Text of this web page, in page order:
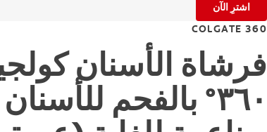
اشترِ الآن
COLGATE 360
فرشاة الأسنان
٣٦٠° بالفحم